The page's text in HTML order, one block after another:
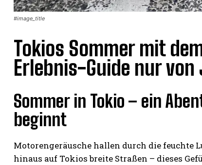
#image_title
Tokios Sommer mit
Erlebnis-Guide nur
Sommer in Tokio – ein
beginnt
Motorengeräusche hallen durch die feuchte
hinaus auf Tokios breite Straßen – dieses